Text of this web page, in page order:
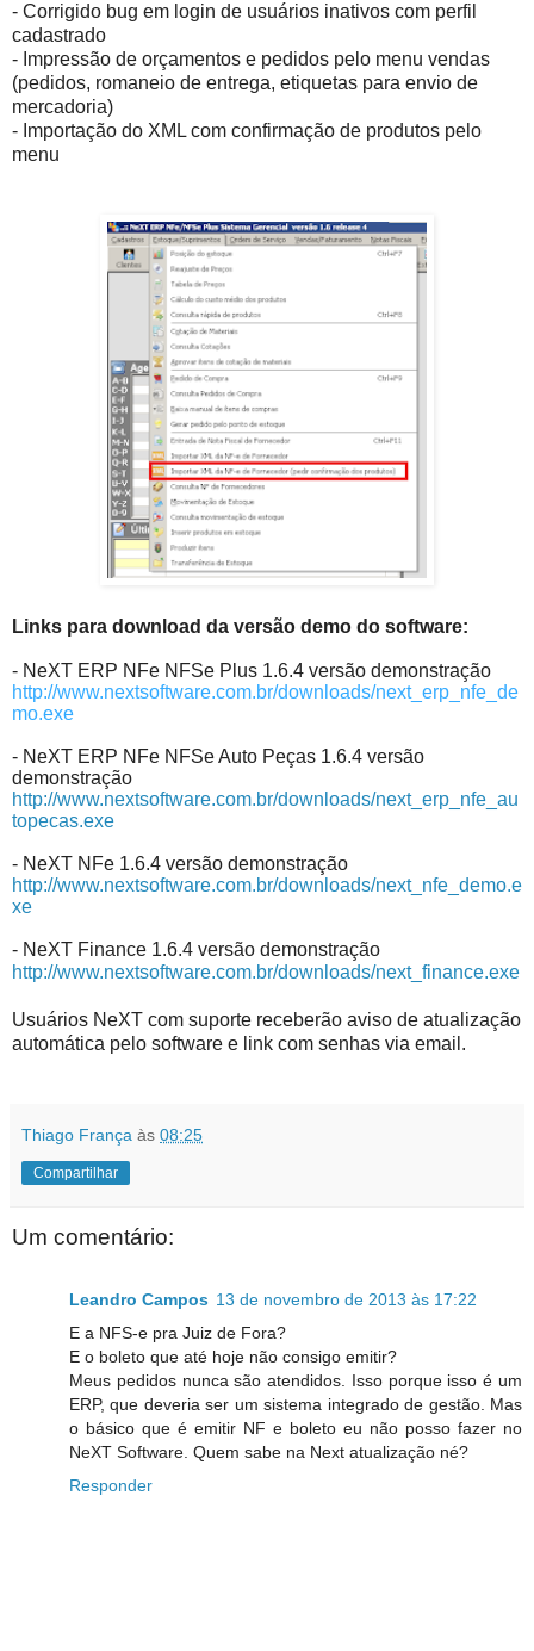
- Corrigido bug em login de usuários inativos com perfil
cadastrado
- Impressão de orçamentos e pedidos pelo menu vendas
(pedidos, romaneio de entrega, etiquetas para envio de
mercadoria)
- Importação do XML com confirmação de produtos pelo
menu
Links para download da versão demo do software:
- NeXT ERP NFe NFSe Plus 1.6.4 versão demonstração
http://www.nextsoftware.com.br/downloads/next_erp_nfe_de
mo.exe
- NeXT ERP NFe NFSe Auto Peças 1.6.4 versão
demonstração
http://www.nextsoftware.com.br/downloads/next_erp_nfe_au
topecas.exe
- NeXT NFe 1.6.4 versão demonstração
http://www.nextsoftware.com.br/downloads/next_nfe_demo.e
xe
- NeXT Finance 1.6.4 versão demonstração
http://www.nextsoftware.com.br/downloads/next_finance.exe
Usuários NeXT com suporte receberão aviso de atualização
automática pelo software e link com senhas via email.
Thiago França às 08:25
Compartilhar
Um comentário:
Leandro Campos 13 de novembro de 2013 às 17:22
E a NFS-e pra Juiz de Fora?
E o boleto que até hoje não consigo emitir?
Meus pedidos nunca são atendidos. Isso porque isso é um
ERP, que deveria ser um sistema integrado de gestão. Mas
o básico que é emitir NF e boleto eu não posso fazer no
NeXT Software. Quem sabe na Next atualização né?
Responder